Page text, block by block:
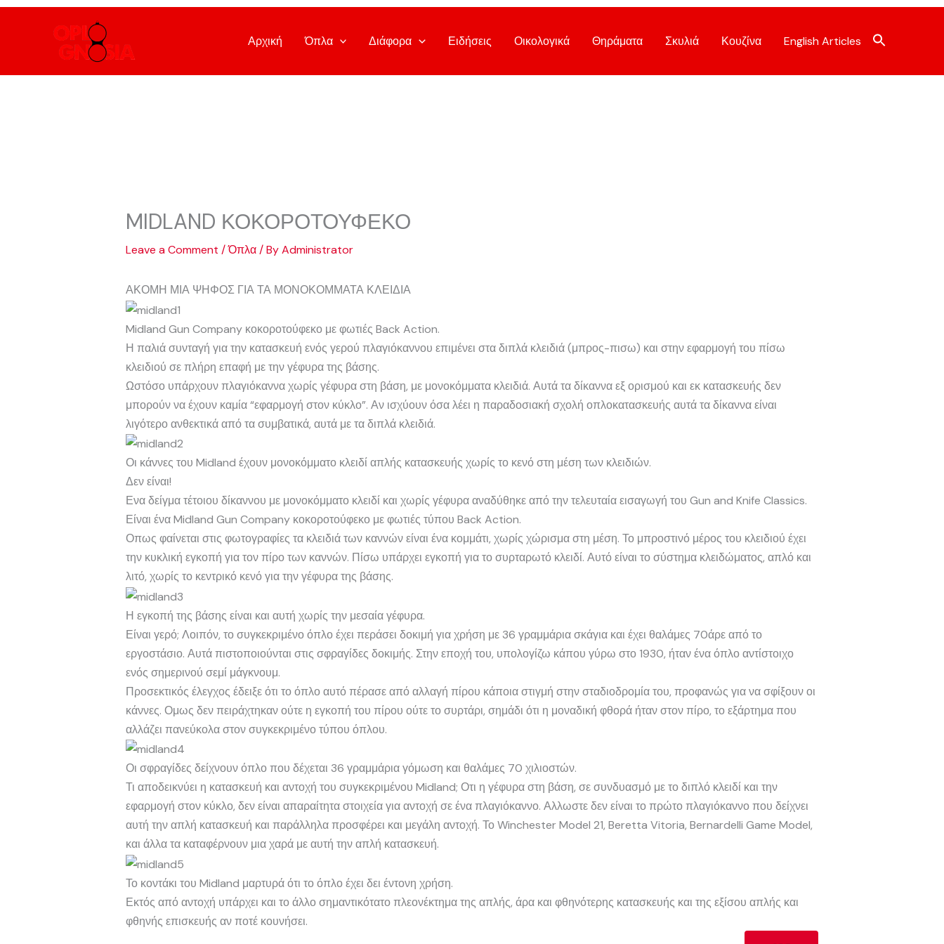
Αρχική Όπλα Διάφορα Ειδήσεις Οικολογικά Θηράματα Σκυλιά Κουζίνα English Articles
MIDLAND ΚΟΚΟΡΟΤΟΥΦΕΚΟ
Leave a Comment /Όπλα/ ByAdministrator
ΑΚΟΜΗ ΜΙΑ ΨΗΦΟΣ ΓΙΑ ΤΑ ΜΟΝΟΚΟΜΜΑΤΑ ΚΛΕΙΔΙΑ
Midland Gun Company κοκοροτούφεκο με φωτιές Back Action.
Η παλιά συνταγή για την κατασκευή ενός γερού πλαγιόκαννου επιμένει στα διπλά κλειδιά (μπρος-πισω) και στην εφαρμογή του πίσω
κλειδιού σε πλήρη επαφή με την γέφυρα της βάσης.
Ωστόσο υπάρχουν πλαγιόκαννα χωρίς γέφυρα στη βάση, με μονοκόμματα κλειδιά. Αυτά τα δίκαννα εξ ορισμού και εκ κατασκευής δεν
μπορούν να έχουν καμία “εφαρμογή στον κύκλο”. Αν ισχύουν όσα λέει η παραδοσιακή σχολή οπλοκατασκευής αυτά τα δίκαννα είναι
λιγότερο ανθεκτικά από τα συμβατικά, αυτά με τα διπλά κλειδιά.
Οι κάννες του Midland έχουν μονοκόμματο κλειδί απλής κατασκευής χωρίς το κενό στη μέση των κλειδιών.
Δεν είναι!
Ενα δείγμα τέτοιου δίκαννου με μονοκόμματο κλειδί και χωρίς γέφυρα αναδύθηκε από την τελευταία εισαγωγή του Gun and Knife Classics.
Είναι ένα Midland Gun Company κοκοροτούφεκο με φωτιές τύπου Back Action.
Οπως φαίνεται στις φωτογραφίες τα κλειδιά των καννών είναι ένα κομμάτι, χωρίς χώρισμα στη μέση. Το μπροστινό μέρος του κλειδιού έχει
την κυκλική εγκοπή για τον πίρο των καννών. Πίσω υπάρχει εγκοπή για το συρταρωτό κλειδί. Αυτό είναι το σύστημα κλειδώματος, απλό και
λιτό, χωρίς το κεντρικό κενό για την γέφυρα της βάσης.
Η εγκοπή της βάσης είναι και αυτή χωρίς την μεσαία γέφυρα.
Είναι γερό; Λοιπόν, το συγκεκριμένο όπλο έχει περάσει δοκιμή για χρήση με 36 γραμμάρια σκάγια και έχει θαλάμες 70άρε από το
εργοστάσιο. Αυτά πιστοποιούνται στις σφραγίδες δοκιμής. Στην εποχή του, υπολογίζω κάπου γύρω στο 1930, ήταν ένα όπλο αντίστοιχο
ενός σημερινού σεμί μάγκνουμ.
Προσεκτικός έλεγχος έδειξε ότι το όπλο αυτό πέρασε από αλλαγή πίρου κάποια στιγμή στην σταδιοδρομία του, προφανώς για να σφίξουν οι
κάννες. Ομως δεν πειράχτηκαν ούτε η εγκοπή του πίρου ούτε το συρτάρι, σημάδι ότι η μοναδική φθορά ήταν στον πίρο, το εξάρτημα που
αλλάζει πανεύκολα στον συγκεκριμένο τύπου όπλου.
Οι σφραγίδες δείχνουν όπλο που δέχεται 36 γραμμάρια γόμωση και θαλάμες 70 χιλιοστών.
Τι αποδεικνύει η κατασκευή και αντοχή του συγκεκριμένου Midland; Οτι η γέφυρα στη βάση, σε συνδυασμό με το διπλό κλειδί και την
εφαρμογή στον κύκλο, δεν είναι απαραίτητα στοιχεία για αντοχή σε ένα πλαγιόκαννο. Αλλωστε δεν είναι το πρώτο πλαγιόκαννο που δείχνει
αυτή την απλή κατασκευή και παράλληλα προσφέρει και μεγάλη αντοχή. Το Winchester Model 21, Beretta Vitoria, Bernardelli Game Model,
και άλλα τα καταφέρνουν μια χαρά με αυτή την απλή κατασκευή.
Το κοντάκι του Midland μαρτυρά ότι το όπλο έχει δει έντονη χρήση.
Εκτός από αντοχή υπάρχει και το άλλο σημαντικότατο πλεονέκτημα της απλής, άρα και φθηνότερης κατασκευής και της εξίσου απλής και
φθηνής επισκευής αν ποτέ κουνήσει.